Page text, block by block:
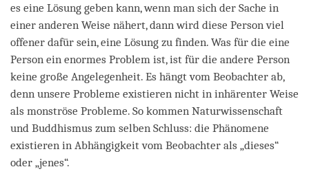
es eine Lösung geben kann, wenn man sich der Sache in
einer anderen Weise nähert, dann wird diese Person viel
offener dafür sein, eine Lösung zu finden. Was für die eine
Person ein enormes Problem ist, ist für die andere Person
keine große Angelegenheit. Es hängt vom Beobachter ab,
denn unsere Probleme existieren nicht in inhärenter Weise
als monströse Probleme. So kommen Naturwissenschaft
und Buddhismus zum selben Schluss: die Phänomene
existieren in Abhängigkeit vom Beobachter als „dieses“
oder „jenes“.